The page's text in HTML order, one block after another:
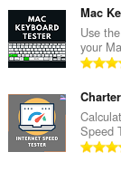
Mac
Use
your
Speed